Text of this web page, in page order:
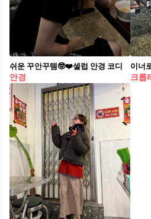
쉬운 꾸안꾸템🤓❤️셀럽 안경 코디
안경
이너
크롭